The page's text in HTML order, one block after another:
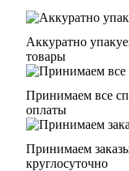
Аккуратно
товары
Принимаем все
оплаты
Принимаем
круглосуточно